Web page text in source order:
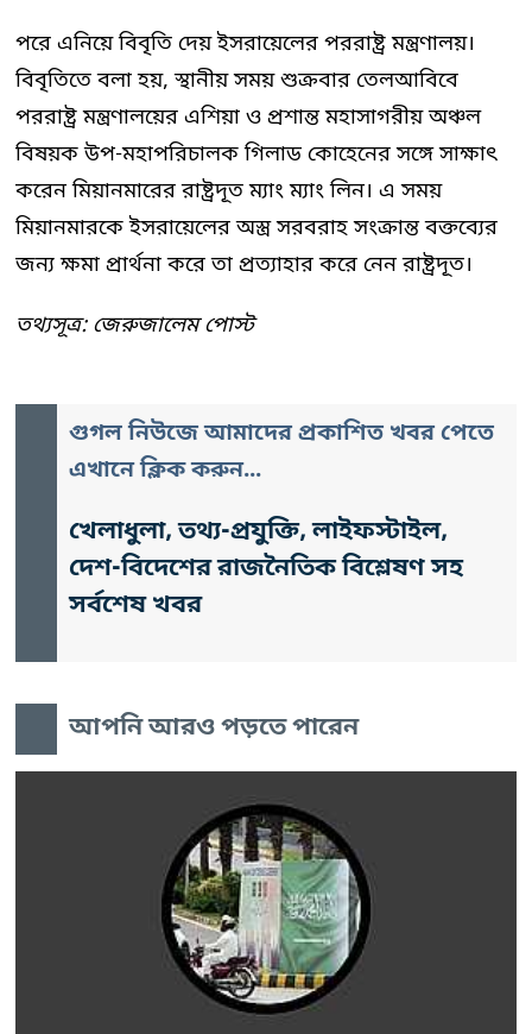
পরে এনিয়ে বিবৃতি দেয় ইসরায়েলের পররাষ্ট্র মন্ত্রণালয়।
বিবৃতিতে বলা হয়, স্থানীয় সময় শুক্রবার তেলআবিবে
পররাষ্ট্র মন্ত্রণালয়ের এশিয়া ও প্রশান্ত মহাসাগরীয় অঞ্চল
বিষয়ক উপ-মহাপরিচালক গিলাড কোহেনের সঙ্গে সাক্ষাৎ
করেন মিয়ানমারের রাষ্ট্রদূত ম্যাং ম্যাং লিন। এ সময়
মিয়ানমারকে ইসরায়েলের অস্ত্র সরবরাহ সংক্রান্ত বক্তব্যের
জন্য ক্ষমা প্রার্থনা করে তা প্রত্যাহার করে নেন রাষ্ট্রদূত।
তথ্যসূত্র: জেরুজালেম পোস্ট
গুগল নিউজে আমাদের প্রকাশিত খবর পেতে
এখানে ক্লিক করুন...
খেলাধুলা, তথ্য-প্রযুক্তি, লাইফস্টাইল,
দেশ-বিদেশের রাজনৈতিক বিশ্লেষণ সহ
সর্বশেষ খবর
আপনি আরও পড়তে পারেন